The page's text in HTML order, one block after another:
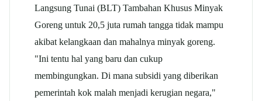
Langsung Tunai (BLT) Tambahan Khusus Minyak
Goreng untuk 20,5 juta rumah tangga tidak mampu
akibat kelangkaan dan mahalnya minyak goreng.
"Ini tentu hal yang baru dan cukup
membingungkan. Di mana subsidi yang diberikan
pemerintah kok malah menjadi kerugian negara,"